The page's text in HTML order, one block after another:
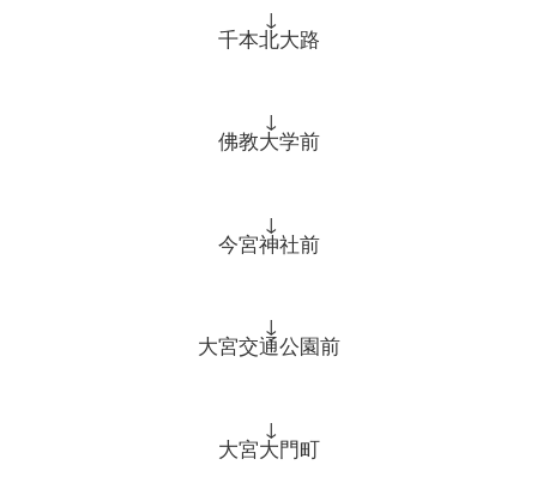
↓
千本北大路
↓
佛教大学前
↓
今宮神社前
↓
大宮交通公園前
↓
大宮大門町